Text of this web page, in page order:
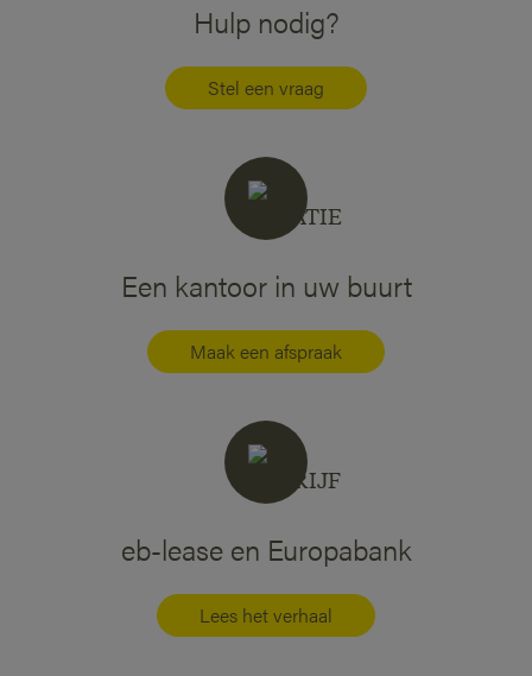
Hulp nodig?
Stel een vraag
Een kantoor in uw buurt
Maak een afspraak
eb-lease en Europabank
Lees het verhaal